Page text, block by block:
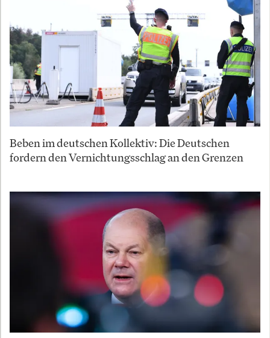
Beben im deutschen Kollektiv: Die Deutschen
fordern den Vernichtungsschlag an den Grenzen